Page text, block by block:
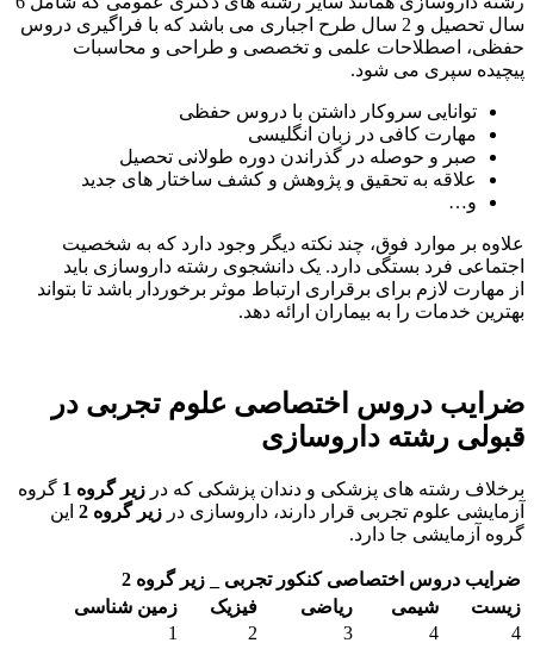
سال تحصیل و 2 سال طرح اجباری می باشد که با فراگیری دروس
حفظی، اصطلاحات علمی و تخصصی و طراحی و محاسبات
پیچیده سپری می شود.
توانایی سروکار داشتن با دروس حفظی
مهارت کافی در زبان انگلیسی
صبر و حوصله در گذراندن دوره طولانی تحصیل
علاقه به تحقیق و پژوهش و کشف ساختار های جدید
و…
علاوه بر موارد فوق، چند نکته دیگر وجود دارد که به شخصیت
اجتماعی فرد بستگی دارد. یک دانشجوی رشته داروسازی باید
از مهارت لازم برای برقراری ارتباط موثر برخوردار باشد تا بتواند
بهترین خدمات را به بیماران ارائه دهد.
ضرایب دروس اختصاصی علوم تجربی در
قبولی رشته داروسازی
برخلاف رشته های پزشکی و دندان پزشکی که در زیر گروه 1
گروه
آزمایشی علوم تجربی قرار دارند، داروسازی در زیر گروه 2
این
گروه آزمایشی جا دارد.
ضرایب دروس اختصاصی کنکور تجربی _ زیر گروه 2
زیست
شیمی ریاضی فیزیک
زمین شناسی
4
4
3
2
1